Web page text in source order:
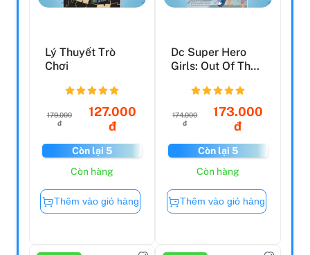
Lý Thuyết Trò
Chơi
179.000
đ
127.000
đ
Còn lại 5
Còn hàng
Thêm vào giỏ hàng
Dc Super Hero
Girls: Out Of The
174.000
đ
173.000
đ
Còn lại 5
Còn hàng
Thêm vào giỏ hàng